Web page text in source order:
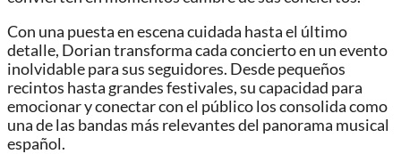
Con una puesta en escena cuidada hasta el último
detalle, Dorian transforma cada concierto en un evento
inolvidable para sus seguidores. Desde pequeños
recintos hasta grandes festivales, su capacidad para
emocionar y conectar con el público los consolida como
una de las bandas más relevantes del panorama musical
español.